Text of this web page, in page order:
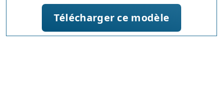
Télécharger ce modèle